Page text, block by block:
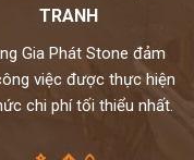
TRANH
Gia Phát Stone đảm
việc được thực hiện
chi phí tối thiểu nhất.